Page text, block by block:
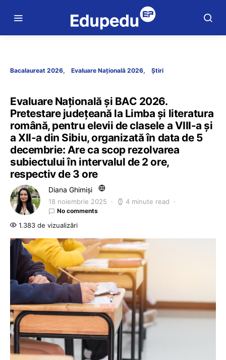
Bacalaureat 2026 Evaluare Națională 2026 Știri
Evaluare Națională și BAC 2026.
Pretestare județeană la Limba și literatura
română, pentru elevii de clasele a VIII-a și
a XII-a din Sibiu, organizată în data de 5
decembrie: Are ca scop rezolvarea
subiectului în intervalul de 2 ore,
respectiv de 3 ore
Diana Ghimiși
18 noiembrie 2025 4 minute read
No comments
1.383 de vizualizări